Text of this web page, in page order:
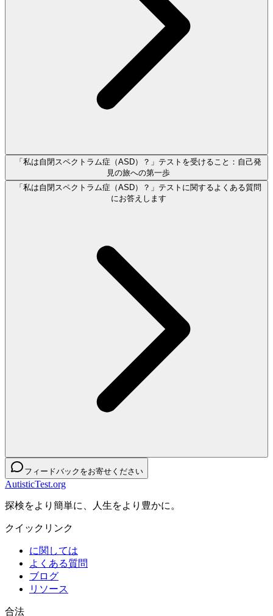
「私は自閉スペクトラム症（ASD）？」テストを受けること：自己発
見の旅への第一歩
「私は自閉スペクトラム症（ASD）？」テストに関するよくある質問
にお答えします
フィードバックをお寄せください
AutisticTest.org
探検をより簡単に、人生をより豊かに。
クイックリンク
に関しては
よくある質問
ブログ
リソース
合法